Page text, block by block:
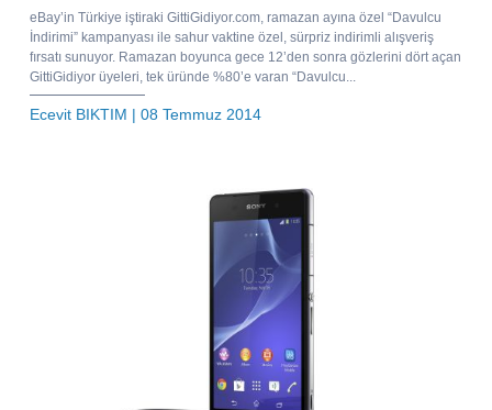
eBay’in Türkiye iştiraki GittiGidiyor.com, ramazan ayına özel “Davulcu
İndirimi” kampanyası ile sahur vaktine özel, sürpriz indirimli alışveriş
fırsatı sunuyor. Ramazan boyunca gece 12’den sonra gözlerini dört açan
GittiGidiyor üyeleri, tek üründe %80’e varan “Davulcu...
Ecevit BIKTIM | 08 Temmuz 2014